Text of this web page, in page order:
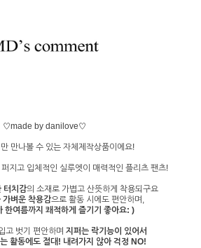
♡made by danilove♡
만나볼 수 있는 자체제작상품이에요!
지고 입체적인 실루엣이 매력적인 플리츠 팬츠!
터치감의 소재로 가볍고 산뜻하게 착용되구요
가벼운 착용감으로 활동 시에도 편안하며,
한여름까지 쾌적하게 즐기기 좋아요: )
고 벗기 편안하며 지퍼는 락기능이 있어서
활동에도 절대! 내려가지 않아 걱정 NO!